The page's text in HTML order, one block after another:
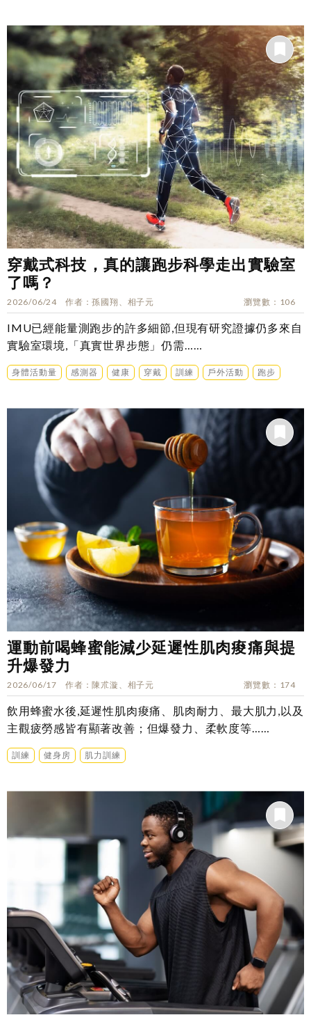
穿戴式科技，真的讓跑步科學走出實驗室
了嗎？
2026/06/24 作者 孫國翔、相子元 瀏覽數 106
IMU已經能量測跑步的許多細節,但現有研究證據仍多來自
實驗室環境,「真實世界步態」仍需……
身體活動量 感測器 健康 穿戴 訓練 戶外活動 跑步
運動前喝蜂蜜能減少延遲性肌肉痠痛與提
升爆發力
2026/06/17 作者 陳朮漩、相子元 瀏覽數 174
飲用蜂蜜水後,延遲性肌肉痠痛、肌肉耐力、最大肌力,以及
主觀疲勞感皆有顯著改善；但爆發力、柔軟度等……
訓練 健身房 肌力訓練